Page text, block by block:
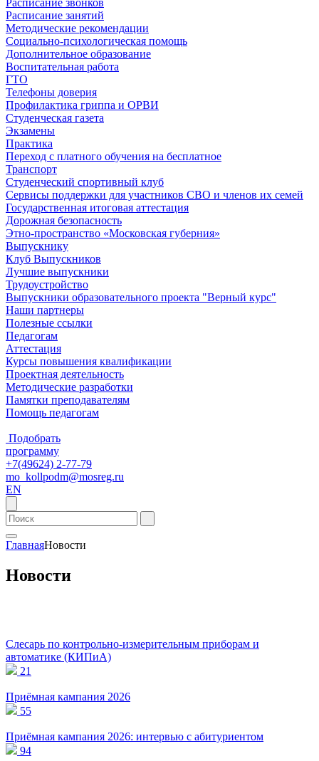
Расписание звонков
Расписание занятий
Методические рекомендации
Социально-психологическая помощь
Дополнительное образование
Воспитательная работа
ГТО
Телефоны доверия
Профилактика гриппа и ОРВИ
Cтуденческая газета
Экзамены
Практика
Переход с платного обучения на бесплатное
Транспорт
Студенческий спортивный клуб
Сервисы поддержки для участников СВО и членов их семей
Государственная итоговая аттестация
Дорожная безопасность
Этно-пространство «Московская губерния»
Выпускнику
Клуб Выпускников
Лучшие выпускники
Трудоустройство
Выпускники образовательного проекта "Верный курс"
Наши партнеры
Полезные ссылки
Педагогам
Аттестация
Курсы повышения квалификации
Проектная деятельность
Методические разработки
Памятки преподавателям
Помощь педагогам
Подобрать
программу
+7(49624) 2-77-79
mo_kollpodm@mosreg.ru
EN
ГлавнаяНовости
Новости
Слесарь по контрольно-измерительным приборам и
автоматике (КИПиА)
21
Приёмная кампания 2026
55
Приёмная кампания 2026: интервью с абитуриентом
94